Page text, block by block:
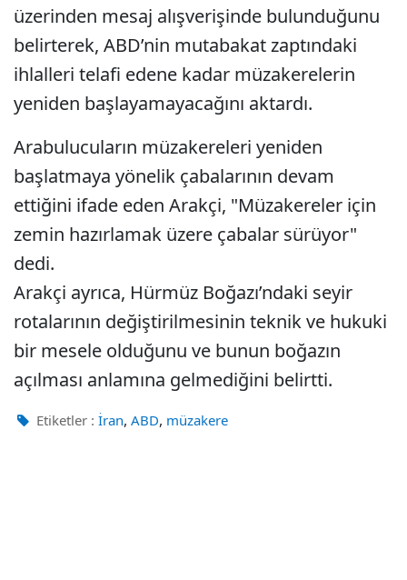
üzerinden mesaj alışverişinde bulunduğunu
belirterek, ABD’nin mutabakat zaptındaki
ihlalleri telafi edene kadar müzakerelerin
yeniden başlayamayacağını aktardı.
Arabulucuların müzakereleri yeniden
başlatmaya yönelik çabalarının devam
ettiğini ifade eden Arakçi, "Müzakereler için
zemin hazırlamak üzere çabalar sürüyor"
dedi.
Arakçi ayrıca, Hürmüz Boğazı’ndaki seyir
rotalarının değiştirilmesinin teknik ve hukuki
bir mesele olduğunu ve bunun boğazın
açılması anlamına gelmediğini belirtti.
Etiketler : İran, ABD, müzakere